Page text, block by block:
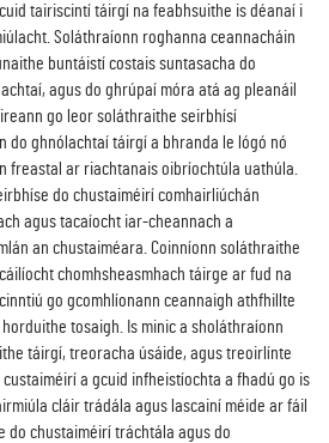
tairiscintí táirgí na feabhsuithe is déanaí i
Soláthraíonn roghanna ceannacháin
buntáistí costais suntasacha do
agus do ghrúpaí móra atá ag pleanáil
go leor soláthraithe seirbhísí
do ghnólachtaí táirgí a bhranda le lógó nó
freastal ar riachtanais oibríochtúla uathúla.
do chustaiméirí comhairliúchán
agus tacaíocht iar-cheannach a
an chustaiméara. Coinníonn soláthraithe
chomhsheasmhach táirge ar fud na
go gcomhlíonann ceannaigh athfhillte
tosaigh. Is minic a sholáthraíonn
táirgí, treoracha úsáide, agus treoirlínte
a gcuid infheistíochta a fhadú go is
cláir trádála agus lascainí méide ar fáil
chustaiméirí tráchtála agus do